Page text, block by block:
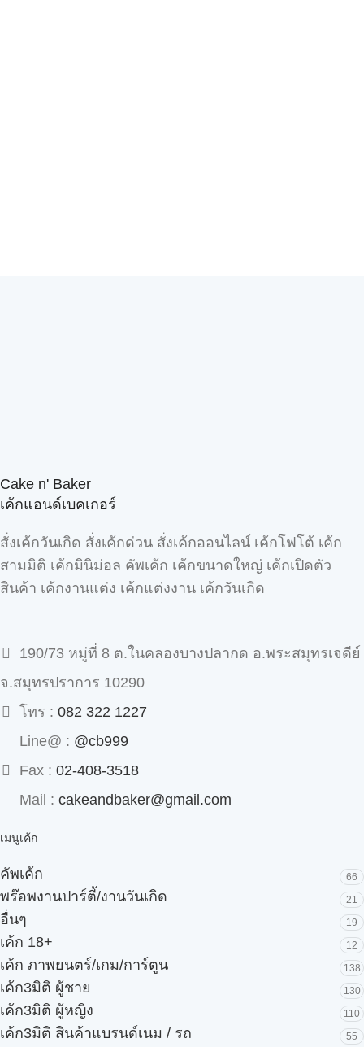
Cake n' Baker
เค้กแอนด์เบคเกอร์
สั่งเค้กวันเกิด สั่งเค้กด่วน สั่งเค้กออนไลน์ เค้กโฟโต้ เค้ก
สามมิติ เค้กมินิม่อล คัพเค้ก เค้กขนาดใหญ่ เค้กเปิดตัว
สินค้า เค้กงานแต่ง เค้กแต่งงาน เค้กวันเกิด
190/73 หมู่ที่ 8 ต.ในคลองบางปลากด อ.พระสมุทรเจดีย์
จ.สมุทรปราการ 10290
โทร : 082 322 1227
Line@ : @cb999
Fax : 02-408-3518
Mail : cakeandbaker@gmail.com
เมนูเค้ก
คัพเค้ก 66
พร๊อพงานปาร์ตี้/งานวันเกิด 21
อื่นๆ 19
เค้ก 18+ 12
เค้ก ภาพยนตร์/เกม/การ์ตูน 138
เค้ก3มิติ ผู้ชาย 130
เค้ก3มิติ ผู้หญิง 110
เค้ก3มิติ สินค้าแบรนด์เนม / รถ 55